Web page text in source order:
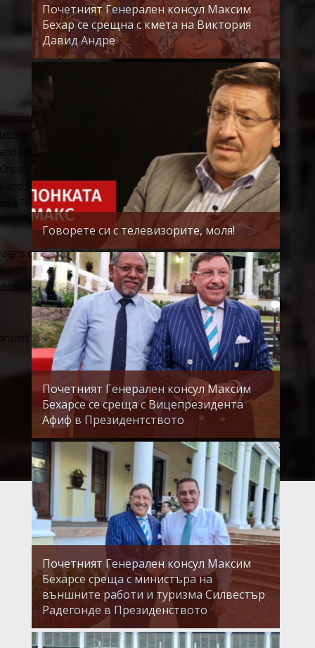
Почетният Генерален консул Максим
Бехар се срещна с кмета на Виктория
Давид Андре
Говорете си с телевизорите, моля!
Почетният Генерален консул Максим
Бехарсе се среща с Вицепрезидента
Афиф в Президентството
Почетният Генерален консул Максим
Бехарсе среща с министъра на
външните работи и туризма Силвестър
Радегонде в Президенството